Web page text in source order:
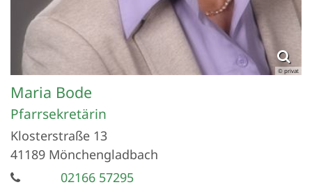
© privat
Maria Bode
Pfarrsekretärin
Klosterstraße 13
41189 Mönchengladbach
02166 57295